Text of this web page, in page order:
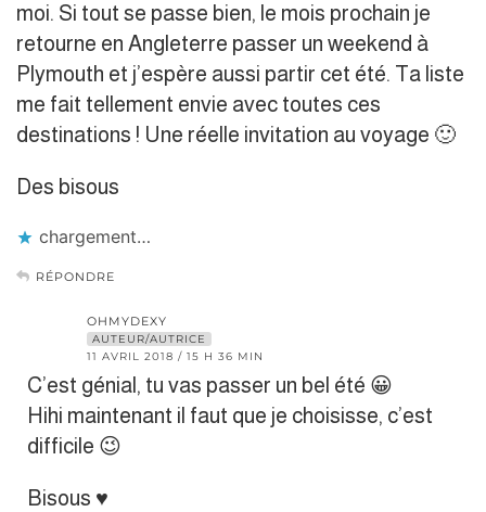
moi. Si tout se passe bien, le mois prochain je
retourne en Angleterre passer un weekend à
Plymouth et j’espère aussi partir cet été. Ta liste
me fait tellement envie avec toutes ces
destinations ! Une réelle invitation au voyage 🙂
Des bisous
chargement…
RÉPONDRE
OHMYDEXY
AUTEUR/AUTRICE
11 AVRIL 2018 / 15 H 36 MIN
C’est génial, tu vas passer un bel été 😀
Hihi maintenant il faut que je choisisse, c’est
difficile 😉
Bisous ♥